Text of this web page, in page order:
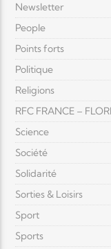
Newsletter
People
Points forts
Politique
Religions
RFC FRANCE –
Science
Société
Solidarité
Sorties & Loisirs
Sport
Sports